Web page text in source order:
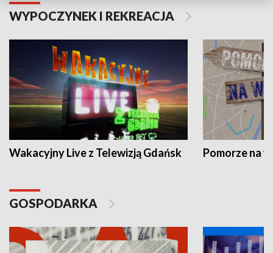
WYPOCZYNEK I REKREACJA
Wakacyjny Live z Telewizją Gdańsk Pomorze na
GOSPODARKA